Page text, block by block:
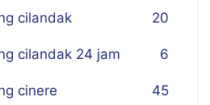
cilandak 20
cilandak 24 jam 6
cinere 45